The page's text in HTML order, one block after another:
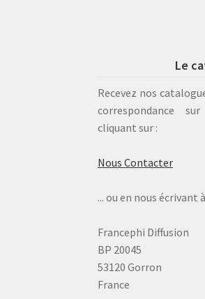
Le
Recevez nos
correspondance
cliquant sur :
Nous Contacter
... ou en nous écrivant
Francephi Diffusion
BP 20045
53120 Gorron
France